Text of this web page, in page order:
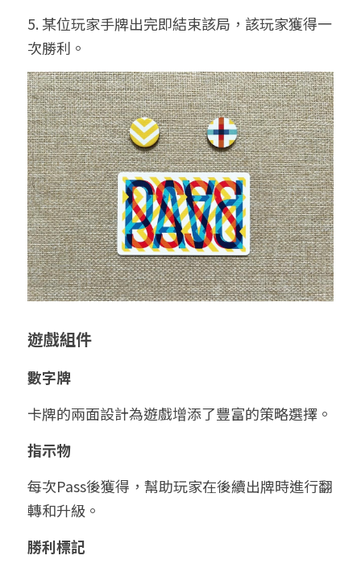
5. 某位玩家手牌出完即結束該局，該玩家獲得一
次勝利。
遊戲組件
數字牌
卡牌的兩面設計為遊戲增添了豐富的策略選擇。
指示物
每次Pass後獲得，幫助玩家在後續出牌時進行翻
轉和升級。
勝利標記